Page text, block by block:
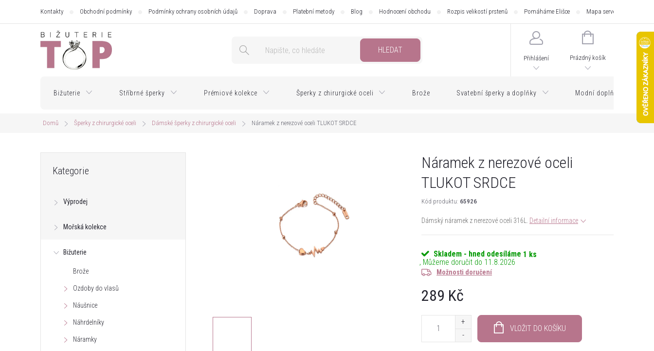
Kontakty Obchodní podmínky Podmínky ochrany osobních údajů Doprava Platební metody Blog Hodnocení obchodu Rozpis velikostí prstenů Pomáháme Elišce Mapa serveru
HLEDAT
Přihlášení
NÁKUPNÍ
Prázdný košík
Bižuterie Stříbrné šperky Prémiové kolekce Šperky z chirurgické oceli Brože Svatební šperky a doplňky Modní doplňky
Domů Šperky z chirurgické oceli Dámské šperky z chirurgické oceli Náramek z nerezové oceli TLUKOT SRDCE
kategorie
Kategorie
Výprodej
Mořská kolekce
Bižuterie
Brože
Ozdoby do vlasů
Náušnice
Náhrdelníky
Náramky
Náramek z nerezové oceli
TLUKOT SRDCE
Kód produktu: 65926
Dámský náramek z nerezové oceli 316L. Detailní informace
Skladem - hned odesíláme 1 ks
11.8.2026
Možnosti doručení
289 Kč
VLOŽIT DO KOŠÍKU